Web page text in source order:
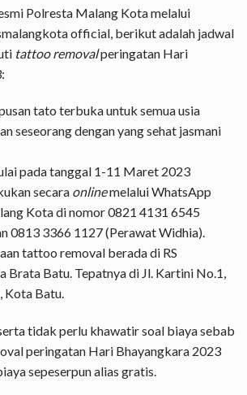
Polresta Malang Kota melalui
official, berikut adalah jadwal
tattoo removalperingatan Hari
tato terbuka untuk semua usia
seseorang dengan yang sehat jasmani
pada tanggal 1-11 Maret 2023
secara onlinemelalui WhatsApp
Kota di nomor 0821 4131 6545
0813 3366 1127 (Perawat Widhia).
tattoo removal berada di RS
Brata Batu. Tepatnya di Jl. Kartini No.1,
Kota Batu.
tidak perlu khawatir soal biaya sebab
peringatan Hari Bhayangkara 2023
sepeserpun alias gratis.